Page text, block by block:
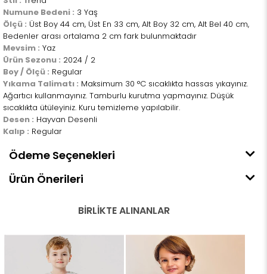
Numune Bedeni : 3 Yaş
Ölçü : Üst Boy 44 cm, Üst En 33 cm, Alt Boy 32 cm, Alt Bel 40 cm,
Bedenler arası ortalama 2 cm fark bulunmaktadır
Mevsim : Yaz
Ürün Sezonu : 2024 / 2
Boy / Ölçü : Regular
Yıkama Talimatı : Maksimum 30 °C sıcaklıkta hassas yıkayınız.
Ağartıcı kullanmayınız. Tamburlu kurutma yapmayınız. Düşük
sıcaklıkta ütüleyiniz. Kuru temizleme yapılabilir.
Desen : Hayvan Desenli
Kalıp : Regular
Ödeme Seçenekleri
Ürün Önerileri